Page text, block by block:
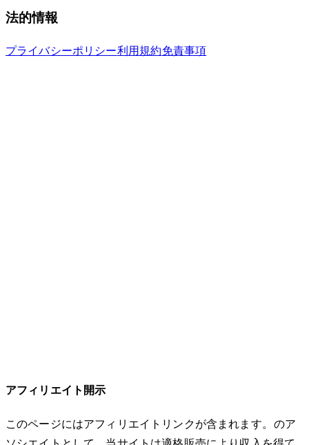
法的情報
プライバシーポリシー利用規約免責事項
アフィリエイト開示
このページにはアフィリエイトリンクが含まれます。Amazonのア